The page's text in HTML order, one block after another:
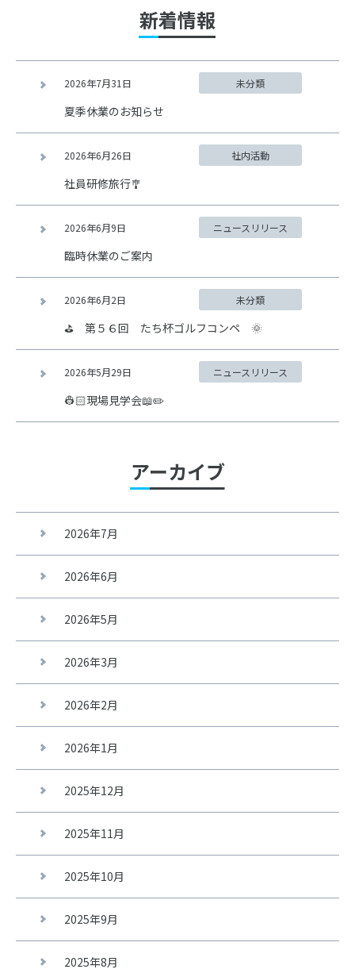
新着情報
2026年7月31日 未分類
夏季休業のお知らせ
2026年6月26日 社内活動
社員研修旅行🎐
2026年6月9日 ニュースリリース
臨時休業のご案内
2026年6月2日 未分類
⛳ 第５６回 たち杯ゴルフコンペ 🌞
2026年5月29日 ニュースリリース
👷🏻現場見学会📖✏️
アーカイブ
2026年7月
2026年6月
2026年5月
2026年3月
2026年2月
2026年1月
2025年12月
2025年11月
2025年10月
2025年9月
2025年8月